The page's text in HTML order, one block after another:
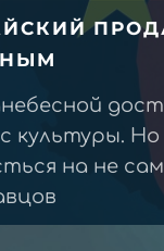
культуры.
на не